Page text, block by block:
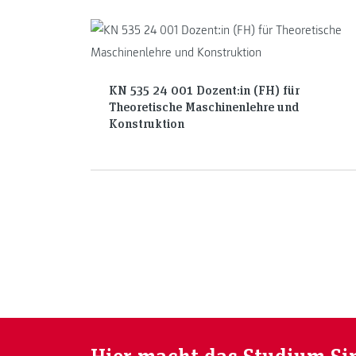
KN 535 24 001 Dozent:in (FH) für
Theoretische Maschinenlehre und
Konstruktion